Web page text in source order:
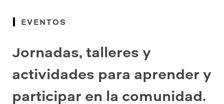
EVENTOS
Jornadas, talleres y
actividades para aprender y
participar en la comunidad.